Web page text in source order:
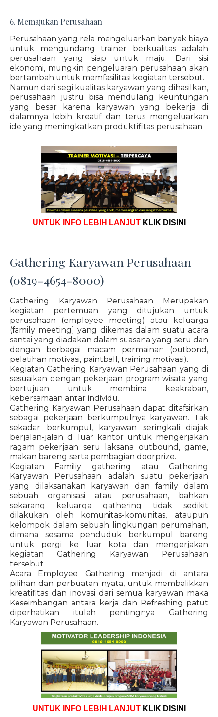
6. Memajukan Perusahaan
Perusahaan yang rela mengeluarkan banyak biaya
untuk mengundang trainer berkualitas adalah
perusahaan yang siap untuk maju. Dari sisi
ekonomi, mungkin pengeluaran perusahaan akan
bertambah untuk memfasilitasi kegiatan tersebut.
Namun dari segi kualitas karyawan yang dihasilkan,
perusahaan justru bisa mendulang keuntungan
yang besar karena karyawan yang bekerja di
dalamnya lebih kreatif dan terus mengeluarkan
ide yang meningkatkan produktifitas perusahaan
UNTUK INFO LEBIH LANJUT KLIK DISINI
Gathering Karyawan Perusahaan
(0819-4654-8000)
Gathering Karyawan Perusahaan Merupakan
kegiatan pertemuan yang ditujukan untuk
perusahaan (employee meeting) atau keluarga
(family meeting) yang dikemas dalam suatu acara
santai yang diadakan dalam suasana yang seru dan
dengan berbagai macam permainan (outbond,
pelatihan motivasi, paintball, training motivasi).
Kegiatan Gathering Karyawan Perusahaan yang di
sesuaikan dengan pekerjaan program wisata yang
bertujuan untuk membina keakraban,
kebersamaan antar individu.
Gathering Karyawan Perusahaan dapat ditafsirkan
sebagai pekerjaan berkumpulnya karyawan. Tak
sekadar berkumpul, karyawan seringkali diajak
berjalan-jalan di luar kantor untuk mengerjakan
ragam pekerjaan seru laksana outbound, game,
makan bareng serta pembagian doorprize.
Kegiatan Familiy gathering atau Gathering
Karyawan Perusahaan adalah suatu pekerjaan
yang dilaksanakan karyawan dan family dalam
sebuah organisasi atau perusahaan, bahkan
sekarang keluarga gathering tidak sedikit
dilakukan oleh komunitas-komunitas, ataupun
kelompok dalam sebuah lingkungan perumahan,
dimana sesama penduduk berkumpul bareng
untuk pergi ke luar kota dan mengerjakan
kegiatan Gathering Karyawan Perusahaan
tersebut.
Acara Employee Gathering menjadi di antara
pilihan dan perbuatan nyata, untuk membalikkan
kreatifitas dan inovasi dari semua karyawan maka
Keseimbangan antara kerja dan Refreshing patut
diperhatikan itulah pentingnya Gathering
Karyawan Perusahaan.
UNTUK INFO LEBIH LANJUT KLIK DISINI